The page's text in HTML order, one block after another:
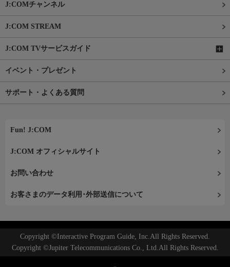
J:COMチャンネル
J:COM STREAM
J:COM TVサービスガイド
イベント・プレゼント
サポート・よくある質問
Fun! J:COM
J:COM オフィシャルサイト
お問い合わせ
お客さまのデータ利用･外部送信について
Copyright ©Interactive Program Guide, Inc.All Rights Reserved.
Copyright ©Jupiter Telecommunications Co., Ltd.All Rights Reserved.